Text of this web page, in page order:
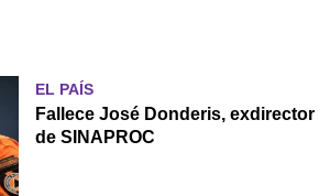
EL PAÍS
Fallece José Donderis, exdirector
de SINAPROC